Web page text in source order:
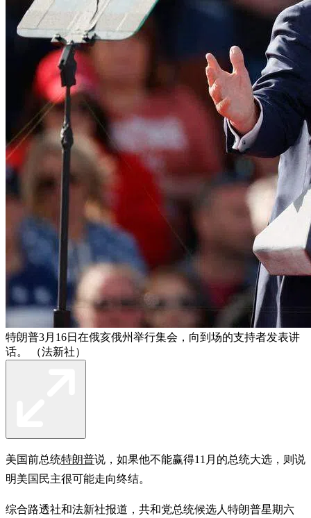
特朗普3月16日在俄亥俄州举行集会，向到场的支持者发表讲
话。 （法新社）
美国前总统特朗普说，如果他不能赢得11月的总统大选，则说
明美国民主很可能走向终结。
综合路透社和法新社报道，共和党总统候选人特朗普星期六